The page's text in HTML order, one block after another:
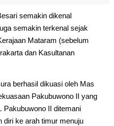
semakin dikenal
semakin terkenal sejak
Mataram (sebelum
dan Kasultanan
berhasil dikuasi oleh Mas
Pakubuwono II yang
Pakubuwono II ditemani
diri ke arah timur menuju